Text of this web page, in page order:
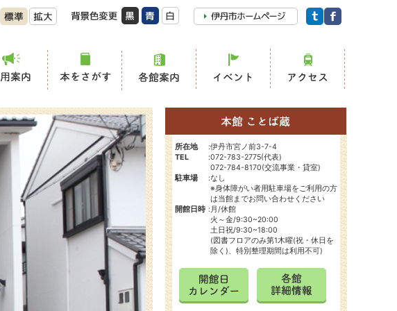
所在地 :伊丹市宮ノ前3-7-4
TEL
:072-783-2775(代表)
072-784-8170(交流事業・貸室)
駐車場
:なし
※身体障がい者用駐車場をご利用の方
は当館までお問い合わせください
開館日時 : 月/休館
火～金/9:30~20:00
土日祝/9:30~18:00
(図書フロアのみ第1木曜(祝・休日を
除く)、特別整理期間は利用不可)